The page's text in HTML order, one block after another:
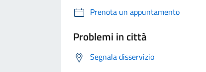
Prenota un appuntamento
Problemi in città
Segnala disservizio